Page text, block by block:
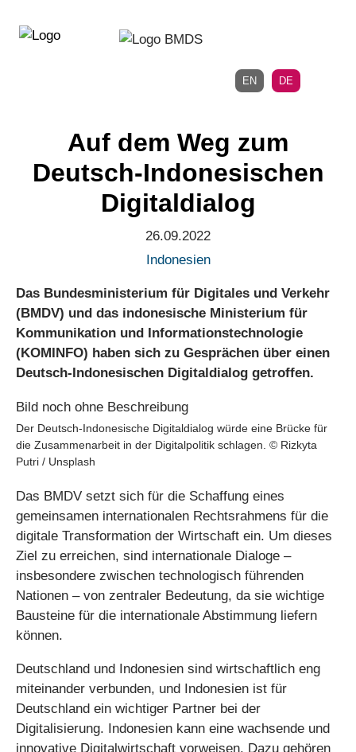
zum
EN DE
Auf dem Weg zum
Deutsch-Indonesischen
Digitaldialog
26.09.2022
Indonesien
Das Bundesministerium für Digitales und Verkehr
(BMDV) und das indonesische Ministerium für
Kommunikation und Informationstechnologie
(KOMINFO) haben sich zu Gesprächen über einen
Deutsch-Indonesischen Digitaldialog getroffen.
Der Deutsch-Indonesische Digitaldialog würde eine Brücke für
die Zusammenarbeit in der Digitalpolitik schlagen. © Rizkyta
Putri / Unsplash
Das BMDV setzt sich für die Schaffung eines
gemeinsamen internationalen Rechtsrahmens für die
digitale Transformation der Wirtschaft ein. Um dieses
Ziel zu erreichen, sind internationale Dialoge –
insbesondere zwischen technologisch führenden
Nationen – von zentraler Bedeutung, da sie wichtige
Bausteine für die internationale Abstimmung liefern
können.
Deutschland und Indonesien sind wirtschaftlich eng
miteinander verbunden, und Indonesien ist für
Deutschland ein wichtiger Partner bei der
Digitalisierung. Indonesien kann eine wachsende und
innovative Digitalwirtschaft vorweisen. Dazu gehören